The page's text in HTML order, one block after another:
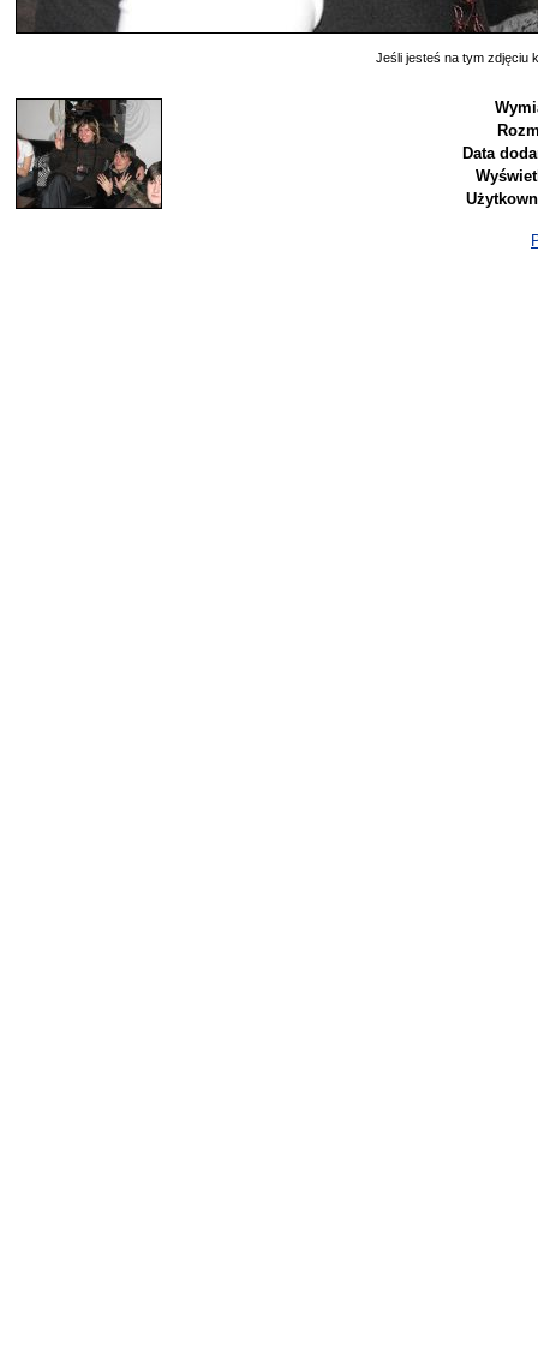
Jeśli jesteś na tym zdjęciu
Data